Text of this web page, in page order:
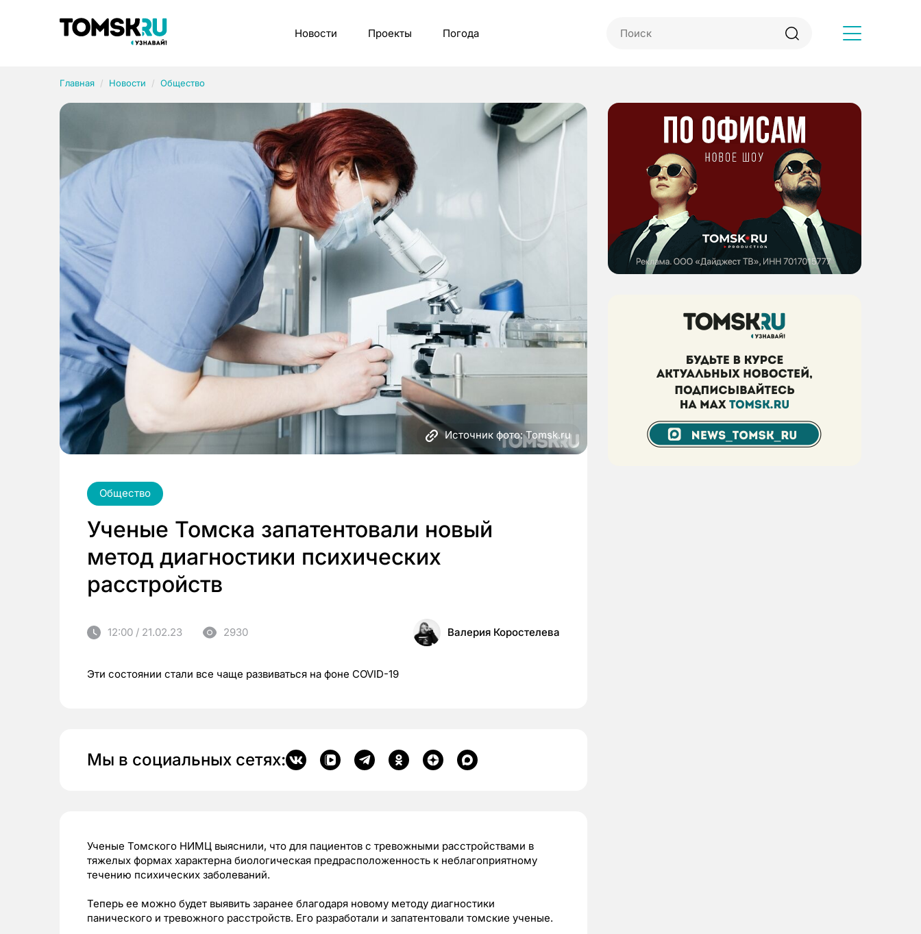
Новости Проекты Погода
Главная Новости Общество
Источник фото: Tomsk.ru
Общество
Ученые Томска запатентовали новый
метод диагностики психических
расстройств
12:00 / 21.02.23 2930 Валерия Коростелева
Эти состоянии стали все чаще развиваться на фоне COVID-19
Мы в социальных сетях:
Ученые Томского НИМЦ выяснили, что для пациентов с тревожными расстройствами в
тяжелых формах характерна биологическая предрасположенность к неблагоприятному
течению психических заболеваний.
Теперь ее можно будет выявить заранее благодаря новому методу диагностики
панического и тревожного расстройств. Его разработали и запатентовали томские ученые.
Рубрики